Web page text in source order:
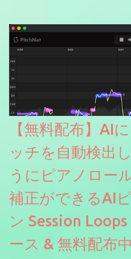
【無料配布】AI
ッチを自動検出
うにピアノロー
補正ができるAI
ン Session
ース & 無料配布